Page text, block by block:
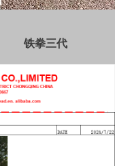
铁拳三代